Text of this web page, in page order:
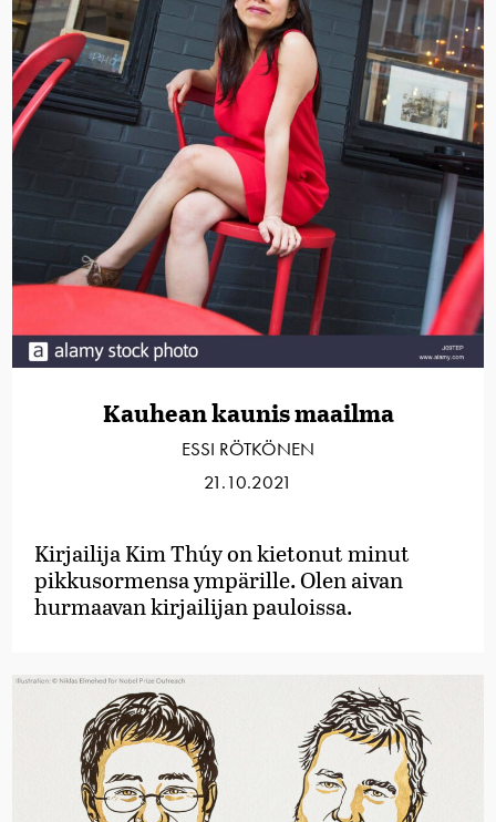
Kauhean kaunis maailma
ESSI RÖTKÖNEN
21.10.2021
Kirjailija Kim Thúy on kietonut minut
pikkusormensa ympärille. Olen aivan
hurmaavan kirjailijan pauloissa.